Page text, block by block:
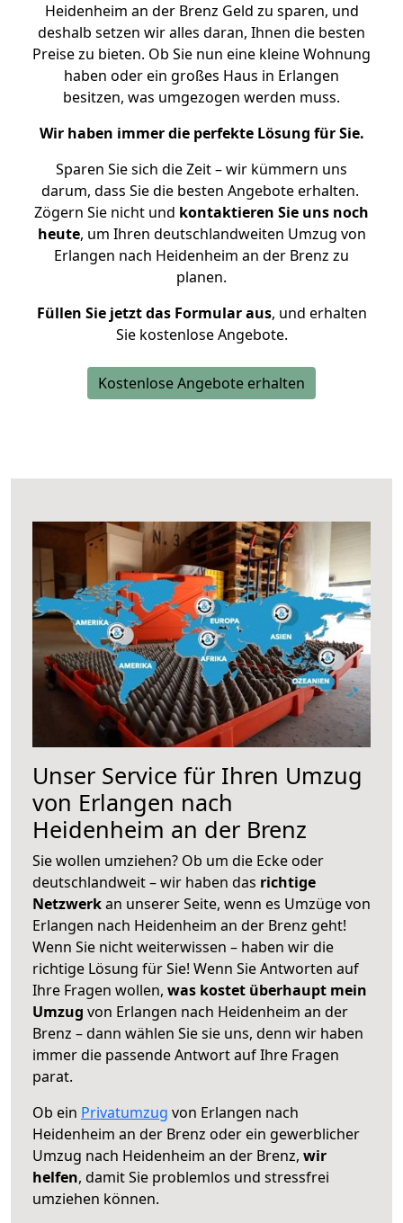
Heidenheim an der Brenz Geld zu sparen, und
deshalb setzen wir alles daran, Ihnen die besten
Preise zu bieten. Ob Sie nun eine kleine Wohnung
haben oder ein großes Haus in Erlangen
besitzen, was umgezogen werden muss.
Wir haben immer die perfekte Lösung für Sie.
Sparen Sie sich die Zeit – wir kümmern uns
darum, dass Sie die besten Angebote erhalten.
Zögern Sie nicht und kontaktieren Sie uns noch
heute, um Ihren deutschlandweiten Umzug von
Erlangen nach Heidenheim an der Brenz zu
planen.
Füllen Sie jetzt das Formular aus, und erhalten
Sie kostenlose Angebote.
Kostenlose Angebote erhalten
Unser Service für Ihren Umzug
von Erlangen nach
Heidenheim an der Brenz
Sie wollen umziehen? Ob um die Ecke oder
deutschlandweit – wir haben das richtige
Netzwerkan unserer Seite, wenn es Umzüge von
Erlangen nach Heidenheim an der Brenz geht!
Wenn Sie nicht weiterwissen – haben wir die
richtige Lösung für Sie! Wenn Sie Antworten auf
Ihre Fragen wollen, was kostet überhaupt mein
Umzug von Erlangen nach Heidenheim an der
Brenz – dann wählen Sie sie uns, denn wir haben
immer die passende Antwort auf Ihre Fragen
parat.
Ob ein Privatumzug von Erlangen nach
Heidenheim an der Brenz oder ein gewerblicher
Umzug nach Heidenheim an der Brenz, wir
helfen, damit Sie problemlos und stressfrei
umziehen können.